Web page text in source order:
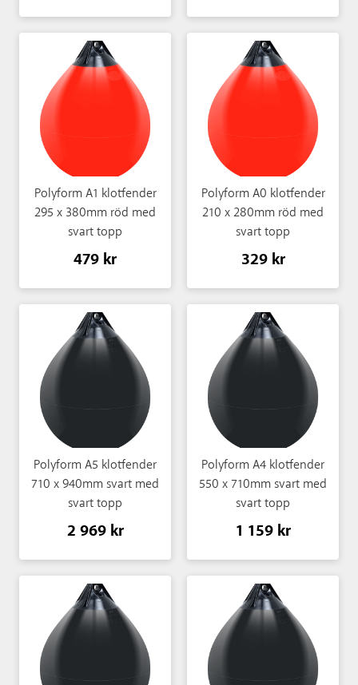
Polyform A1 klotfender
295 x 380mm röd med
svart topp
479 kr
Polyform A0 klotfender
210 x 280mm röd med
svart topp
329 kr
Polyform A5 klotfender
710 x 940mm svart med
svart topp
2 969 kr
Polyform A4 klotfender
550 x 710mm svart med
svart topp
1 159 kr